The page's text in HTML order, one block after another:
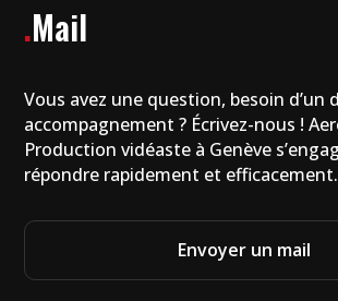
.Mail
Vous avez une question, besoin d’un
accompagnement ? Écrivez-nous !
Production vidéaste à Genève
répondre rapidement et efficacement.
Envoyer un mail